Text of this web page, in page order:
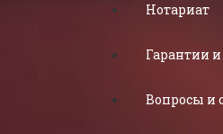
Нотариат
Гарантии
Вопросы и